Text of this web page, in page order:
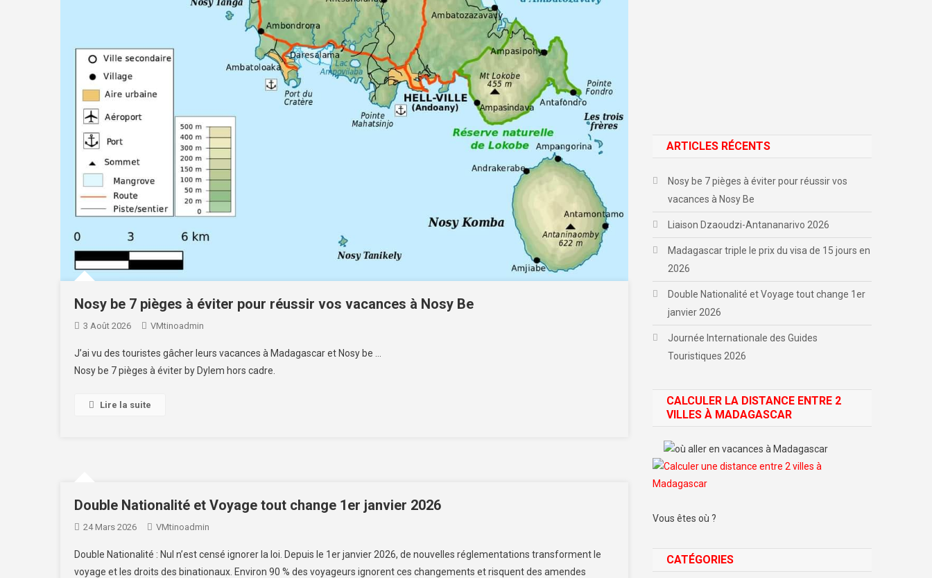
Nosy be 7 pièges à éviter pour réussir vos vacances à Nosy Be
3 Août 2026 VMtinoadmin
J’ai vu des touristes gâcher leurs vacances à Madagascar et Nosy be …
Nosy be 7 pièges à éviter by Dylem hors cadre.
Lire la suite
Double Nationalité et Voyage tout change 1er janvier 2026
24 Mars 2026 VMtinoadmin
Double Nationalité : Nul n’est censé ignorer la loi. Depuis le 1er janvier 2026, de nouvelles réglementations transforment le
voyage et les droits des binationaux. Environ 90 % des voyageurs ignorent ces changements et risquent des amendes
ARTICLES RÉCENTS
Nosy be 7 pièges à éviter pour réussir vos
vacances à Nosy Be
Liaison Dzaoudzi-Antananarivo 2026
Madagascar triple le prix du visa de 15 jours en
2026
Double Nationalité et Voyage tout change 1er
janvier 2026
Journée Internationale des Guides
Touristiques 2026
CALCULER LA DISTANCE ENTRE 2
VILLES À MADAGASCAR
Vous êtes où ?
CATÉGORIES